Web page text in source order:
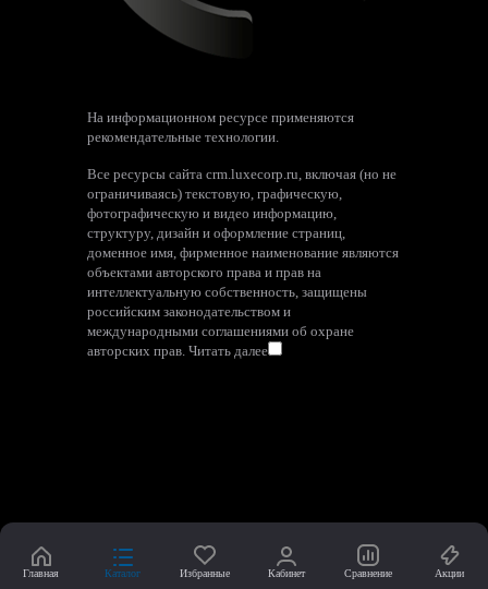
На информационном ресурсе применяются
рекомендательные технологии.
Все ресурсы сайта crm.luxecorp.ru, включая (но не
ограничиваясь) текстовую, графическую,
фотографическую и видео информацию,
структуру, дизайн и оформление страниц,
доменное имя, фирменное наименование являются
объектами авторского права и прав на
интеллектуальную собственность, защищены
российским законодательством и
международными соглашениями об охране
авторских прав. Читать далее
Главная Каталог Избранные Кабинет Сравнение Акции